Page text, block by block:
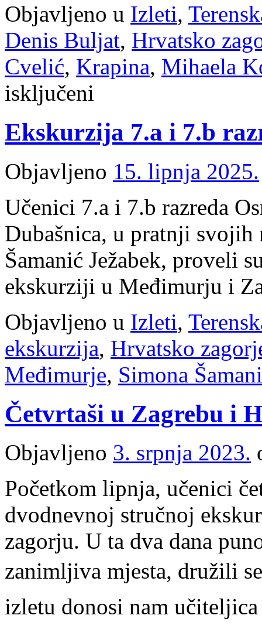
Objavljeno u Izleti,
Denis Buljat, Hrvatsko
Cvelić, Krapina, Mihaela
isključeni
dvodnevnom
izletu
u
Ekskurzija 7.a i 7.b
Objavljeno 15. lipnja 2025.
Učenici 7.a i 7.b razreda
Dubašnica, u pratnji svojih
Šamanić Ježabek, proveli
ekskurziji u Međimurju i
Objavljeno u Izleti,
ekskurzija, Hrvatsko
Međimurje, Simona
Četvrtaši u Zagrebu i
Objavljeno 3. srpnja 2023.
Početkom lipnja, učenici
dvodnevnoj stručnoj
zagorju. U ta dva dana
zanimljiva mjesta, družili
izletu donosi nam